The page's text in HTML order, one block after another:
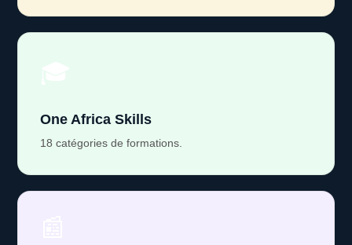
One Africa Skills
18 catégories de formations.